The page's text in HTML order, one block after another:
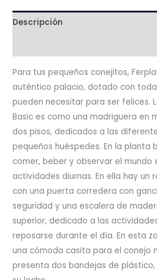
Descripción
Para tus pequeños conejitos,
auténtico palacio, dotado con
pueden necesitar para ser felices.
Basic es como una madriguera en
dos pisos, dedicados a las
pequeños huéspedes. En la planta
comer, beber y observar el mundo
actividades diurnas. En ella hay
con una puerta corredera con
seguridad y una escalera de
superior, dedicado a las
reposarse durante el día. En esta
una cómoda casita para el conejo
presenta dos bandejas de